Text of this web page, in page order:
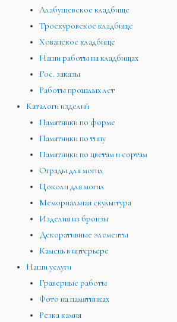
Алабушевское кладбище
Троекуровское кладбище
Хованское кладбище
Наши работы на кладбищах
Гос. заказы
Работы прошлых лет
Каталоги изделий
Памятники по форме
Памятники по типу
Памятники по цветам и сортам
Ограды для могил
Цоколи для могил
Мемориальная скульптура
Изделия из бронзы
Декоративные элементы
Камень в интерьере
Наши услуги
Граверные работы
Фото на памятниках
Резка камня